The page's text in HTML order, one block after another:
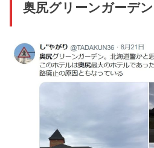
奥尻グリーンガーデン